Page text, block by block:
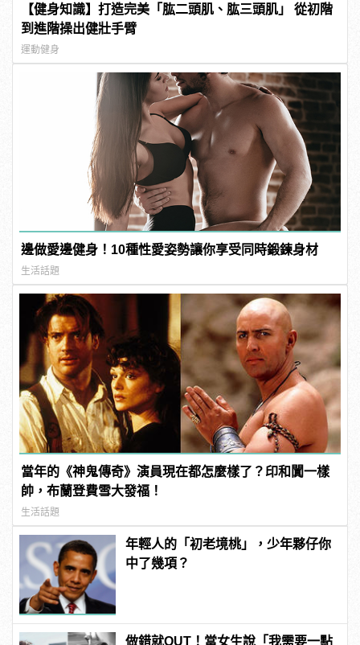
【健身知識】打造完美「肱二頭肌、肱三頭肌」 從初階
到進階操出健壯手臂
運動健身
邊做愛邊健身！10種性愛姿勢讓你享受同時鍛鍊身材
生活話題
當年的《神鬼傳奇》演員現在都怎麼樣了？印和闐一樣
帥，布蘭登費雪大發福！
生活話題
年輕人的「初老境桃」，少年夥仔你
中了幾項？
做錯就OUT！當女生說「我需要一點